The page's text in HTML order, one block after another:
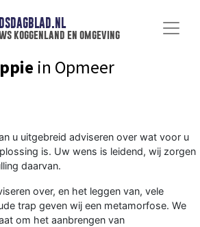
koggenland en omgeving
in Opmeer
u uitgebreid adviseren over wat voor u
is. Uw wens is leidend, wij zorgen
daarvan.
over, en het leggen van, vele
trap geven wij een metamorfose. We
om het aanbrengen van